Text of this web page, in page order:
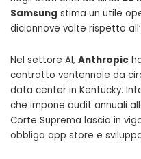
Samsung stima un utile
diciannove volte rispetto
Nel settore AI, Anthropic
contratto ventennale da
data center in Kentucky.
che impone audit annuali
Corte Suprema lascia in
obbliga app store e